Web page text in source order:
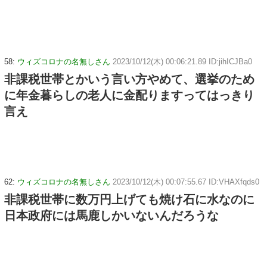
58: ウィズコロナの名無しさん 2023/10/12(木) 00:06:21.89 ID:jihICJBa0
非課税世帯とかいう言い方やめて、選挙のため
に年金暮らしの老人に金配りますってはっきり
言え
62: ウィズコロナの名無しさん 2023/10/12(木) 00:07:55.67 ID:VHAXfqds0
非課税世帯に数万円上げても焼け石に水なのに
日本政府には馬鹿しかいないんだろうな